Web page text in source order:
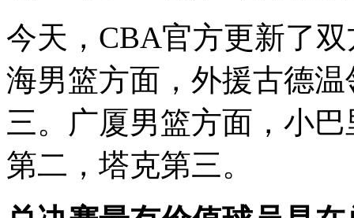
今天，CBA官方更新了
海男篮方面，外援古德
三。广厦男篮方面，小
第二，塔克第三。